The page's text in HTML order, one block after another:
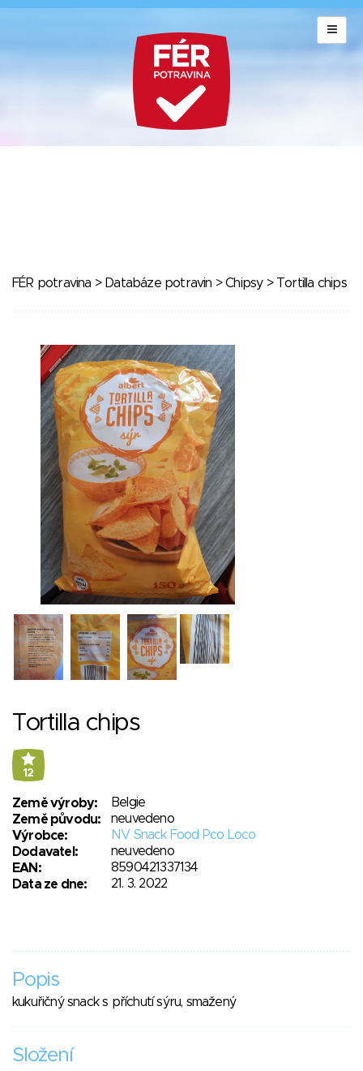
FÉR potravina > Databáze potravin >Chipsy> Tortilla chips
Tortilla chips
12
Země výroby:
Belgie
Země původu:
neuvedeno
Výrobce:
NV Snack Food Pco Loco
Dodavatel:
neuvedeno
EAN:
8590421337134
Data ze dne:
21. 3. 2022
Popis
kukuřičný snack s příchutí sýru, smažený
Složení